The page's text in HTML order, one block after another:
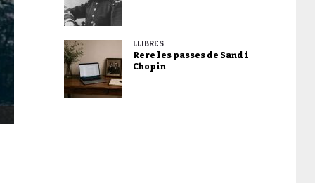
LLIBRES
Rere les passes de Sand i
Chopin